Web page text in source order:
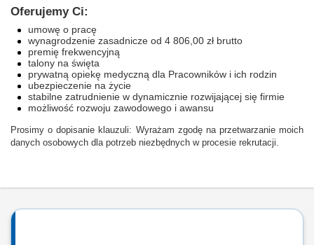
Oferujemy Ci:
umowę o pracę
wynagrodzenie zasadnicze od 4 806,00 zł brutto
premię frekwencyjną
talony na święta
prywatną opiekę medyczną dla Pracowników i ich rodzin
ubezpieczenie na życie
stabilne zatrudnienie w dynamicznie rozwijającej się firmie
możliwość rozwoju zawodowego i awansu
Prosimy o dopisanie klauzuli: Wyrażam zgodę na przetwarzanie moich
danych osobowych dla potrzeb niezbędnych w procesie rekrutacji.